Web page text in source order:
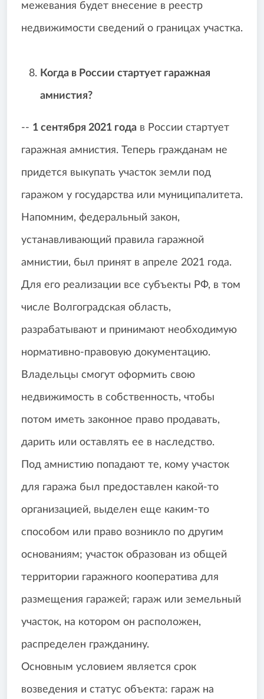
межевания будет внесение в реестр
недвижимости сведений о границах участка.
Когда в России стартует гаражная
амнистия?
-- 1 сентября 2021 года в России стартует
гаражная амнистия. Теперь гражданам не
придется выкупать участок земли под
гаражом у государства или муниципалитета.
Напомним, федеральный закон,
устанавливающий правила гаражной
амнистии, был принят в апреле 2021 года.
Для его реализации все субъекты РФ, в том
числе Волгоградская область,
разрабатывают и принимают необходимую
нормативно-правовую документацию.
Владельцы смогут оформить свою
недвижимость в собственность, чтобы
потом иметь законное право продавать,
дарить или оставлять ее в наследство.
Под амнистию попадают те, кому участок
для гаража был предоставлен какой-то
организацией, выделен еще каким-то
способом или право возникло по другим
основаниям; участок образован из общей
территории гаражного кооператива для
размещения гаражей; гараж или земельный
участок, на котором он расположен,
распределен гражданину.
Основным условием является срок
возведения и статус объекта: гараж на